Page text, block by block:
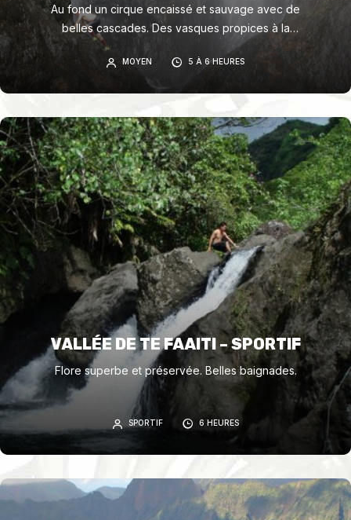
Au fond un cirque encaissé et sauvage avec de
belles cascades. Des vasques propices à la
MOYEN 5 À 6 HEURES
VALLÉE DE TE FAAITI – SPORTIF
Flore superbe et préservée. Belles baignades.
SPORTIF 6 HEURES